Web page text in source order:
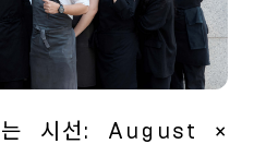
는 시선: August ×